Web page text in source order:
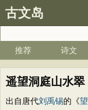
古文岛
推荐 诗文
遥望洞庭山水翠
出自唐代刘禹锡的《